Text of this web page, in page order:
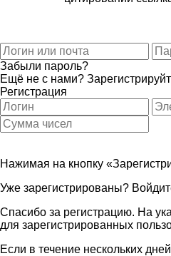
Забыли пароль?
Ещё не с нами?
Регистрация
Нажимая на кнопку
Уже зарегистрированы?
Спасибо за регистрацию. На
для зарегистрированных
Если в течение нескольких